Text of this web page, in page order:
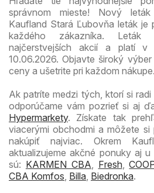
správnom mieste! Nový
Kaufland Stará Ľubovňa leták je
každého zákazníka.
najčerstvejších akcií a platí
10.06.2026. Objavte široký
ceny a ušetrite pri každom nákupe.
Ak patríte medzi tých, ktorí si
odporúčame vám pozrieť si aj
Hypermarkety. Získate tak
viacerými obchodmi a môžete
nakúpiť najviac. Okrem
aktualizujeme akčné ponuky aj
sú: KARMEN CBA, Fresh,
CBA Komfos, Billa, Biedronka.